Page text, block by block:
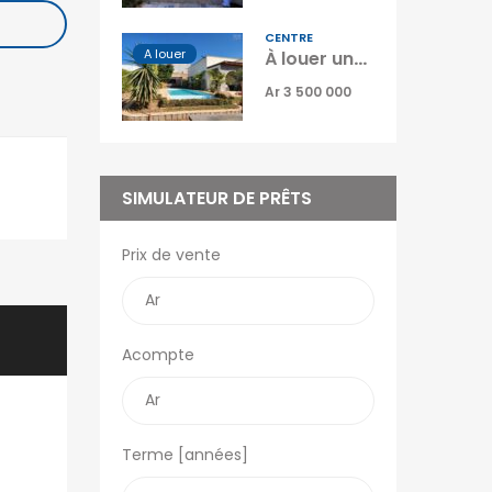
A louer
CENTRE
À louer une superbe villa de plain-pied T4 semi-meublée avec piscine située à Ambatobe Manazary Madagascar
Ar 3 500 000
SIMULATEUR DE PRÊTS
Prix de vente
Acompte
Terme [années]
Vidéos
OFIM Top Annonces
Immobilier Ouest la
Réunion
Madagascar